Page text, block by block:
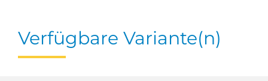
Verfügbare Variante(n)